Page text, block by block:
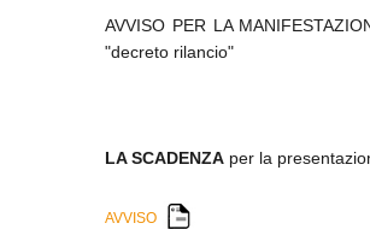
AVVISO PER LA
"decreto rilancio"
LA SCADENZA per la
AVVISO